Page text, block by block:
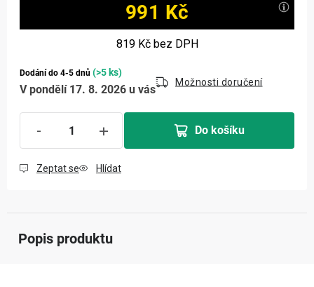
991 Kč
819 Kčbez DPH
Dodání do 4-5 dnů (>5 ks)
V pondělí 17. 8. 2026 u vás
Možnosti doručení
Do košíku
Zeptat se Hlídat
Popis produktu